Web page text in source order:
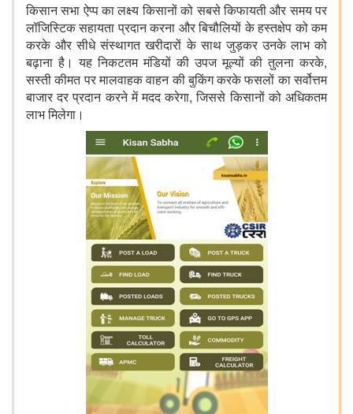
किसान सभा ऐप्प का लक्ष्य किसानों को सबसे किफायती और समय पर
लॉजिस्टिक सहायता प्रदान करना और बिचौलियों के हस्तक्षेप को कम
करके और सीधे संस्थागत खरीदारों के साथ जुड़कर उनके लाभ को
बढ़ाना है। यह निकटतम मंडियों की उपज मूल्यों की तुलना करके,
सस्ती कीमत पर मालवाहक वाहन की बुकिंग करके फसलों का सर्वोत्तम
बाजार दर प्रदान करने में मदद करेगा,जिससे किसानों को अधिकतम
लाभ मिलेगा।